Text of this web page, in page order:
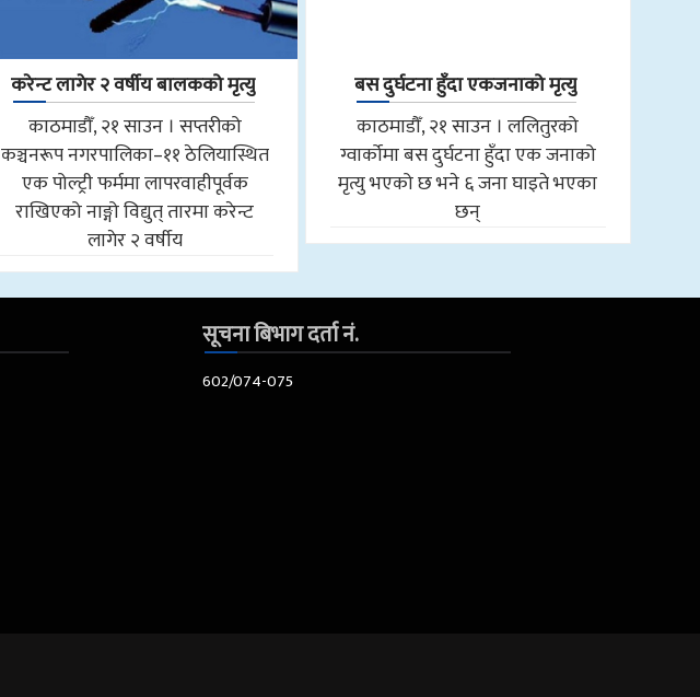
करेन्ट लागेर २ वर्षीय बालकको मृत्यु
काठमाडौँ, २१ साउन । सप्तरीको
कञ्चनरूप नगरपालिका–११ ठेलियास्थित
एक पोल्ट्री फर्ममा लापरवाहीपूर्वक
राखिएको नाङ्गो विद्युत् तारमा करेन्ट
लागेर २ वर्षीय
बस दुर्घटना हुँदा एकजनाको मृत्यु
काठमाडौँ, २१ साउन । ललितुरको
ग्वार्कोमा बस दुर्घटना हुँदा एक जनाको
मृत्यु भएको छ भने ६ जना घाइते भएका
छन्
सूचना बिभाग दर्ता नं.
602/074-075